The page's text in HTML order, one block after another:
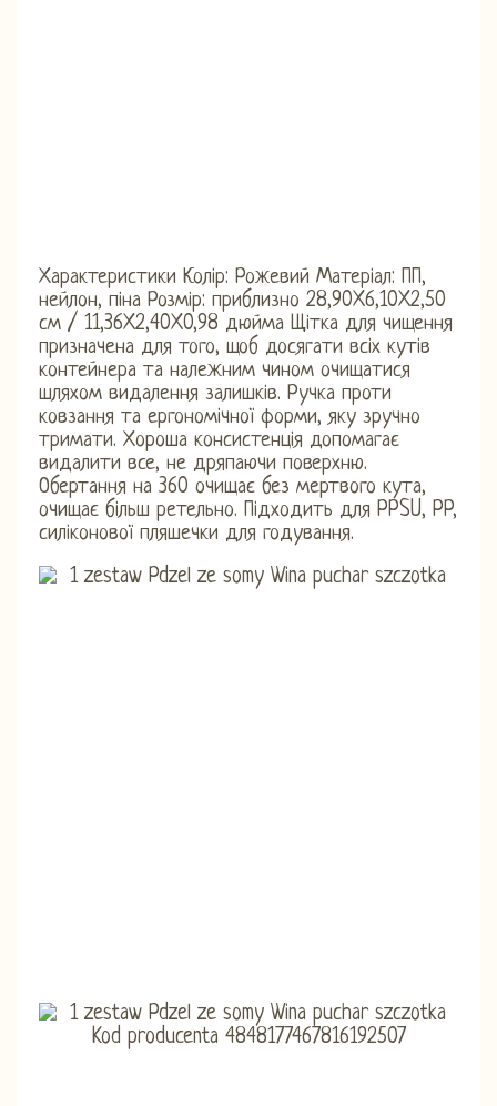
Характеристики Колір: Рожевий Матеріал: ПП,
нейлон, піна Розмір: приблизно 28,90X6,10X2,50
см / 11,36X2,40X0,98 дюйма Щітка для чищення
призначена для того, щоб досягати всіх кутів
контейнера та належним чином очищатися
шляхом видалення залишків. Ручка проти
ковзання та ергономічної форми, яку зручно
тримати. Хороша консистенція допомагає
видалити все, не дряпаючи поверхню.
Обертання на 360 очищає без мертвого кута,
очищає більш ретельно. Підходить для PPSU, PP,
силіконової пляшечки для годування.